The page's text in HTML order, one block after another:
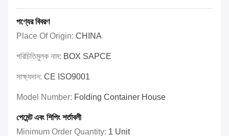
পণ্যের বিবরণ
Place Of Origin: CHINA
পরিচিতিমুলক নাম: BOX SAPCE
সাক্ষ্যদান: CE ISO9001
Model Number: Folding Container House
পেমেন্ট এবং শিপিং শর্তাবলী
Minimum Order Quantity: 1 Unit